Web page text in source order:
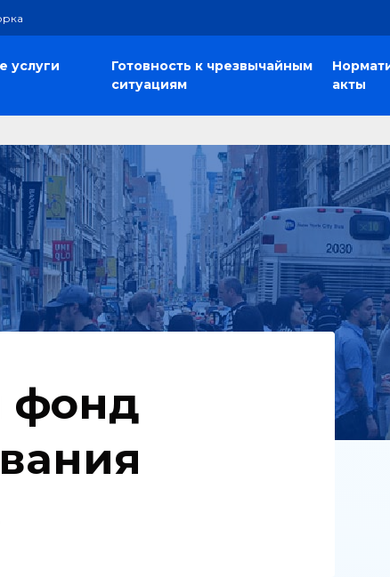
услуги
Готовность к чрезвычайным
ситуациям
акты
фонд